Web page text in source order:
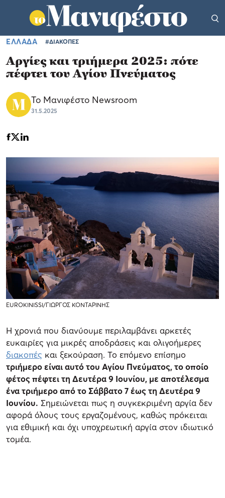
ΕΛΛΑΔΑ #ΔΙΑΚΟΠΕΣ
Αργίες και τριήμερα 2025: πότε
πέφτει του Αγίου Πνεύματος
Το Μανιφέστο Newsroom
31.5.2025
EUROKINISSI/ΓΙΩΡΓΟΣ ΚΟΝΤΑΡΙΝΗΣ
Η χρονιά που διανύουμε περιλαμβάνει αρκετές
ευκαιρίες για μικρές αποδράσεις και ολιγοήμερες
διακοπές και ξεκούραση. Το επόμενο επίσημο
τριήμερο είναι αυτό του Αγίου Πνεύματος, το οποίο
φέτος πέφτει τη Δευτέρα 9 Ιουνίου, με αποτέλεσμα
ένα τριήμερο από το Σάββατο 7 έως τη Δευτέρα 9
Ιουνίου. Σημειώνεται πως η συγκεκριμένη αργία δεν
αφορά όλους τους εργαζομένους, καθώς πρόκειται
για εθιμική και όχι υποχρεωτική αργία στον ιδιωτικό
τομέα.